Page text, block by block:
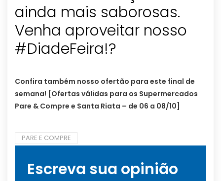
ainda mais saborosas.
Venha aproveitar nosso
#DiadeFeira!?
Confira também nosso ofertão para este final de
semana! [Ofertas válidas para os Supermercados
Pare & Compre e Santa Riata – de 06 a 08/10]
PARE E COMPRE
Escreva sua opinião